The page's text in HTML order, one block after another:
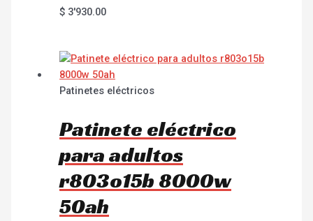
$ 3'930.00
Patinetes eléctricos
Patinete eléctrico
para adultos
r803o15b 8000w
50ah